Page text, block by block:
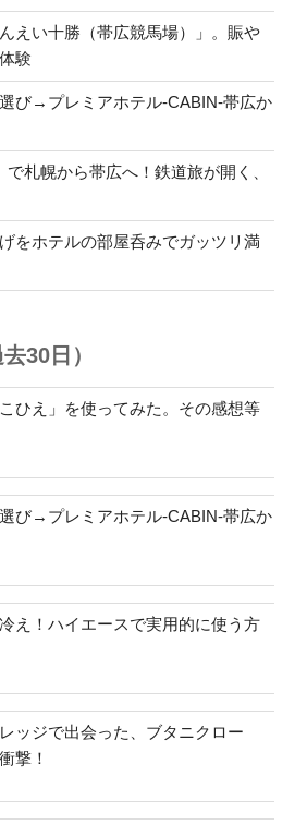
えい十勝（帯広競馬場）」。賑や
験
び→プレミアホテル-CABIN-帯広か
札幌から帯広へ！鉄道旅が開く、
をホテルの部屋呑みでガッツリ満
30日）
ひえ」を使ってみた。その感想等
び→プレミアホテル-CABIN-帯広か
え！ハイエースで実用的に使う方
ッジで出会った、ブタニクロー
撃！